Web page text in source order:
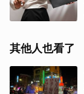
其他人也看了